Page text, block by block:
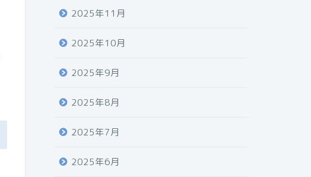
2025年11月
2025年10月
2025年9月
2025年8月
2025年7月
2025年6月